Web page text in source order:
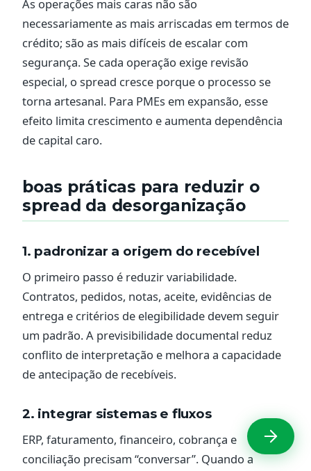
As operações mais caras não são
necessariamente as mais arriscadas em termos de
crédito; são as mais difíceis de escalar com
segurança. Se cada operação exige revisão
especial, o spread cresce porque o processo se
torna artesanal. Para PMEs em expansão, esse
efeito limita crescimento e aumenta dependência
de capital caro.
boas práticas para reduzir o
spread da desorganização
1. padronizar a origem do recebível
O primeiro passo é reduzir variabilidade.
Contratos, pedidos, notas, aceite, evidências de
entrega e critérios de elegibilidade devem seguir
um padrão. A previsibilidade documental reduz
conflito de interpretação e melhora a capacidade
de antecipação de recebíveis.
2. integrar sistemas e fluxos
ERP, faturamento, financeiro, cobrança e
conciliação precisam “conversar”. Quando a